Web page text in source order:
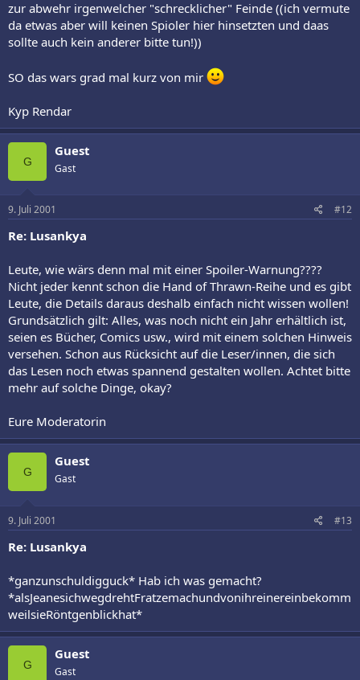
zur abwehr irgenwelcher "schrecklicher" Feinde ((ich vermute
da etwas aber will keinen Spioler hier hinsetzten und daas
sollte auch kein anderer bitte tun!))
SO das wars grad mal kurz von mir
Kyp Rendar
G
Guest
Gast
9. Juli 2001 #12
Re: Lusankya
Leute, wie wärs denn mal mit einer Spoiler-Warnung????
Nicht jeder kennt schon die Hand of Thrawn-Reihe und es gibt
Leute, die Details daraus deshalb einfach nicht wissen wollen!
Grundsätzlich gilt: Alles, was noch nicht ein Jahr erhältlich ist,
seien es Bücher, Comics usw., wird mit einem solchen Hinweis
versehen. Schon aus Rücksicht auf die Leser/innen, die sich
das Lesen noch etwas spannend gestalten wollen. Achtet bitte
mehr auf solche Dinge, okay?
Eure Moderatorin
G
Guest
Gast
9. Juli 2001 #13
Re: Lusankya
*ganzunschuldigguck* Hab ich was gemacht?
*alsJeanesichwegdrehtFratzemachundvonihreinereinbekomm
weilsieRöntgenblickhat*
G
Guest
Gast